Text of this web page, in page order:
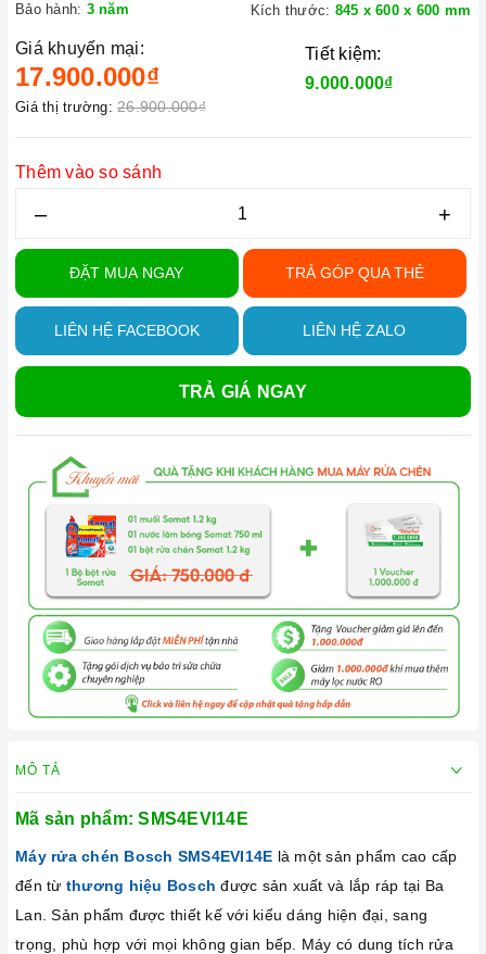
Bảo hành: 3 năm
Kích thước: 845 x 600 x 600 mm
Giá khuyến mại:
17.900.000₫
Giá thị trường: 26.900.000₫
Tiết kiệm:
9.000.000₫
Thêm vào so sánh
– +
ĐẶT MUA NGAY TRẢ GÓP QUA THẺ
LIÊN HỆ FACEBOOK LIÊN HỆ ZALO
TRẢ GIÁ NGAY
MÔ TẢ
Mã sản phẩm:SMS4EVI14E
Máy rửa chén Bosch SMS4EVI14E là một sản phẩm cao cấp
đến từ thương hiệu Bosch được sản xuất và lắp ráp tại Ba
Lan. Sản phẩm được thiết kế với kiểu dáng hiện đại, sang
trọng, phù hợp với mọi không gian bếp. Máy có dung tích rửa